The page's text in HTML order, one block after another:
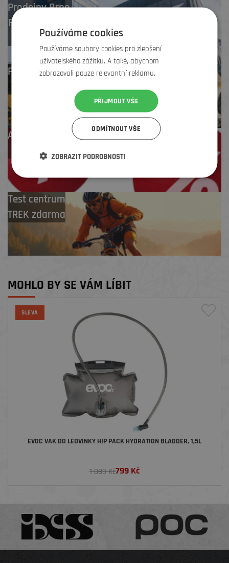
ProdejnyBrno,
Frýdek-Místek
Zlín
Profesionální záruční
i pozáruční servis
Až 4 % cashback
na další nákup
Test centrum
TREK zdarma
MOHLO BY SE VÁM LÍBIT
SLEVA
EVOC VAK DO LEDVINKY HIP PACK HYDRATION BLADDER, 1,5L
1 089 Kč799 Kč
Používáme cookies
Používáme soubory cookies pro zlepšení
uživatelského zážitku. A také, abychom
zobrazovali pouze relevantní reklamu.
PŘIJMOUT VŠE
ODMÍTNOUT VŠE
ZOBRAZIT PODROBNOSTI